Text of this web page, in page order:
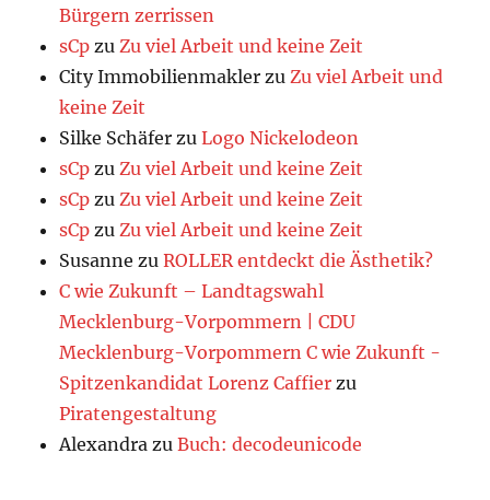
Bürgern zerrissen
sCp zuZu viel Arbeit und keine Zeit
City Immobilienmakler zuZu viel Arbeit und
keine Zeit
Silke Schäfer zuLogo Nickelodeon
sCp zuZu viel Arbeit und keine Zeit
sCp zuZu viel Arbeit und keine Zeit
sCp zuZu viel Arbeit und keine Zeit
Susanne zuROLLER entdeckt die Ästhetik?
C wie Zukunft – Landtagswahl
Mecklenburg-Vorpommern | CDU
Mecklenburg-Vorpommern C wie Zukunft -
Spitzenkandidat Lorenz Caffier zu
Piratengestaltung
Alexandra zuBuch: decodeunicode